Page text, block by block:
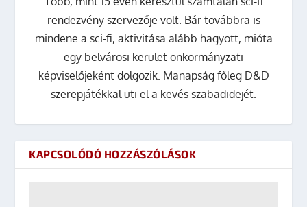
rendezvény szervezője volt. Bár továbbra is
mindene a sci-fi, aktivitása alább hagyott, mióta
egy belvárosi kerület önkormányzati
képviselőjeként dolgozik. Manapság főleg D&D
szerepjátékkal üti el a kevés szabadidejét.
KAPCSOLÓDÓ HOZZÁSZÓLÁSOK